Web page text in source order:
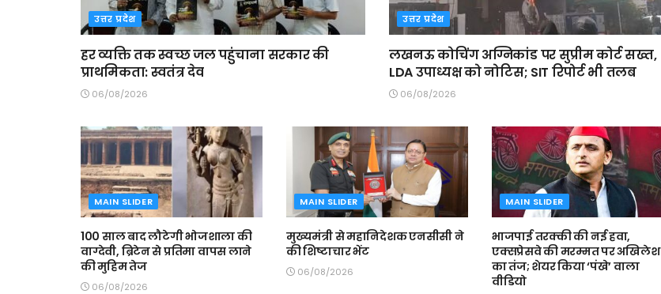
उत्तर प्रदेश
हर व्यक्ति तक स्वच्छ जल पहुंचाना सरकार की
प्राथमिकता: स्वतंत्र देव
06/08/2026
उत्तर प्रदेश
लखनऊ कोचिंग अग्निकांड पर सुप्रीम कोर्ट सख्त,
LDA उपाध्यक्ष को नोटिस; SIT रिपोर्ट भी तलब
06/08/2026
MAIN SLIDER
100 साल बाद लौटेगी भोजशाला की
वाग्देवी, ब्रिटेन से प्रतिमा वापस लाने
की मुहिम तेज
06/08/2026
MAIN SLIDER
मुख्यमंत्री से महानिदेशक एनसीसी ने
की शिष्टाचार भेंट
06/08/2026
MAIN SLIDER
भाजपाई तरक्की की नई हवा,
एक्सप्रेसवे की मरम्मत पर अखिलेश
का तंज; शेयर किया ‘पंखे’ वाला
वीडियो